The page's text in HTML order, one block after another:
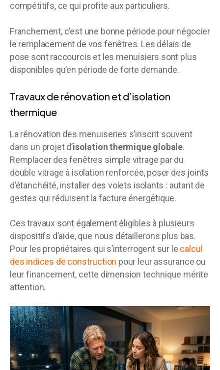
compétitifs, ce qui profite aux particuliers.
Franchement, c’est une bonne période pour négocier
le remplacement de vos fenêtres. Les délais de
pose sont raccourcis et les menuisiers sont plus
disponibles qu’en période de forte demande.
Travaux de rénovation et d’isolation
thermique
La rénovation des menuiseries s’inscrit souvent
dans un projet d’isolation thermique globale.
Remplacer des fenêtres simple vitrage par du
double vitrage à isolation renforcée, poser des joints
d’étanchéité, installer des volets isolants : autant de
gestes qui réduisent la facture énergétique.
Ces travaux sont également éligibles à plusieurs
dispositifs d’aide, que nous détaillerons plus bas.
Pour les propriétaires qui s’interrogent sur le calcul
des indices de construction pour leur assurance ou
leur financement, cette dimension technique mérite
attention.